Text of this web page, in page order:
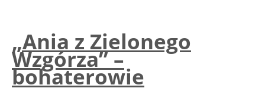
„Ania z Zielonego
Wzgórza” –
bohaterowie